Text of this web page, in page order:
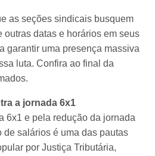
as seções sindicais busquem
outras datas e horários em seus
garantir uma presença massiva
luta. Confira ao final da
a jornada 6x1
6x1 e pela redução da jornada
de salários é uma das pautas
por Justiça Tributária,